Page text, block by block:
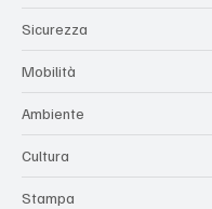
Sicurezza
Mobilità
Ambiente
Cultura
Stampa